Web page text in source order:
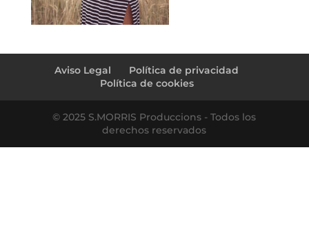
Aviso Legal
Política de privacidad
Política de cookies
© 2025 S.MORRIS Produccions - Todos los
derechos reservados